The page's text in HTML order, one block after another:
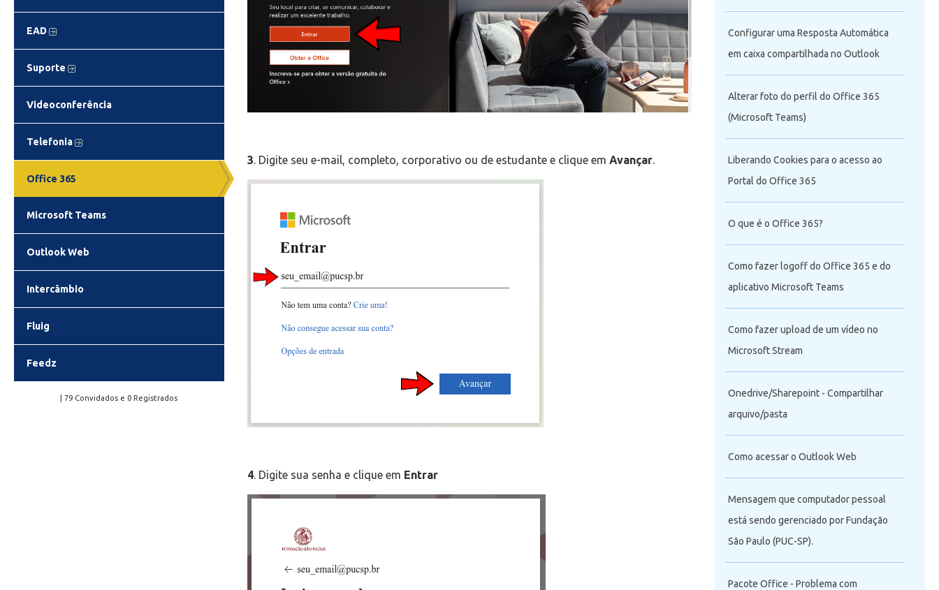
EAD
Suporte
Videoconferência
Telefonia
Office 365
Microsoft Teams
Outlook Web
Intercâmbio
Fluig
Feedz
| 79 Convidados e 0 Registrados
3. Digite seu e-mail, completo, corporativo ou de estudante e clique emAvançar.
4. Digite sua senha e clique em Entrar
Configurar uma Resposta Automática
em caixa compartilhada no Outlook
Alterar foto do perfil do Office 365
(Microsoft Teams)
Liberando Cookies para o acesso ao
Portal do Office 365
O que é o Office 365?
Como fazer logoff do Office 365 e do
aplicativo Microsoft Teams
Como fazer upload de um vídeo no
Microsoft Stream
Onedrive/Sharepoint - Compartilhar
arquivo/pasta
Como acessar o Outlook Web
Mensagem que computador pessoal
está sendo gerenciado por Fundação
São Paulo (PUC-SP).
Pacote Office - Problema com